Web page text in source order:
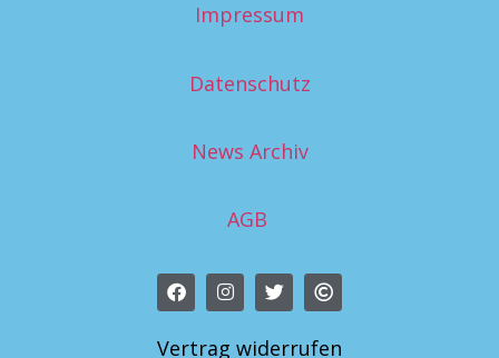
Impressum
Datenschutz
News Archiv
AGB
Vertrag widerrufen